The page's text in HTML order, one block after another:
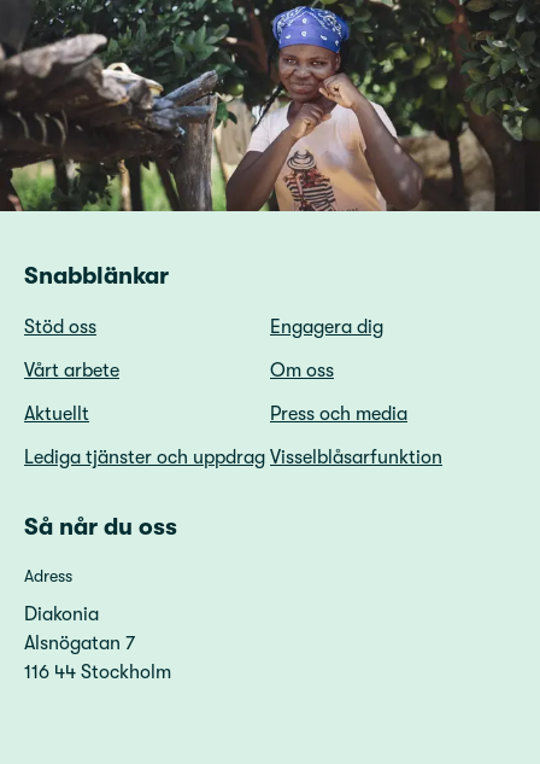
Snabblänkar
Stöd oss
Engagera dig
Vårt arbete
Om oss
Aktuellt
Press och media
Lediga tjänster och uppdrag Visselblåsarfunktion
Så når du oss
Adress
Diakonia
Alsnögatan 7
116 44 Stockholm